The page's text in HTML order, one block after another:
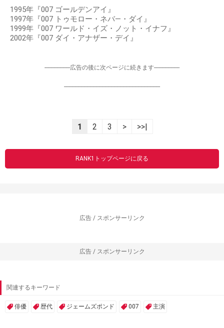
1995年『007 ゴールデンアイ』
1997年『007 トゥモロー・ネバ―・ダイ』
1999年『007 ワールド・イズ・ノット・イナフ』
2002年『007 ダイ・アナザー・デイ』
-----------------広告の後に次ページに続きます-----------------
----------------------------------------------------------------
1 2 3 > >>|
RANK1トップページに戻る
広告 / スポンサーリンク
広告 / スポンサーリンク
関連するキーワード
俳優 歴代 ジェームズポンド 007 主演